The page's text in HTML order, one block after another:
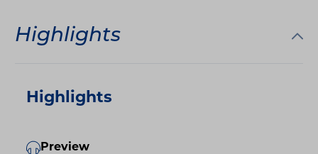
Highlights
Highlights
Preview